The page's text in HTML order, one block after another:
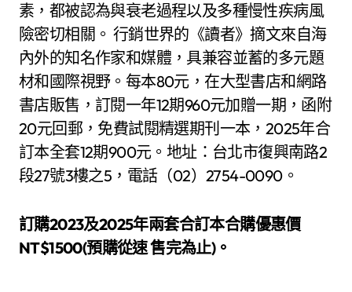
素，都被認為與衰老過程以及多種慢性疾病風
險密切相關。 行銷世界的《讀者》摘文來自海
內外的知名作家和媒體，具兼容並蓄的多元題
材和國際視野。每本80元，在大型書店和網路
書店販售，訂閱一年12期960元加贈一期，函附
20元回郵，免費試閱精選期刊一本，2025年合
訂本全套12期900元。地址：台北市復興南路2
段27號3樓之5，電話（02）2754-0090。
訂購2023及2025年兩套合訂本合購優惠價
NT$1500(預購從速售完為止)。